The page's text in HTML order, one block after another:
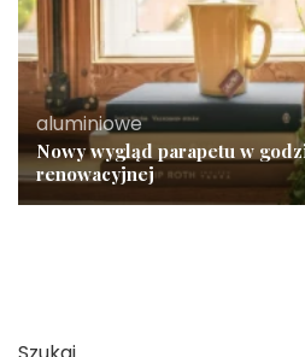
aluminiowe
Nowy wygląd parapetu w
renowacyjnej